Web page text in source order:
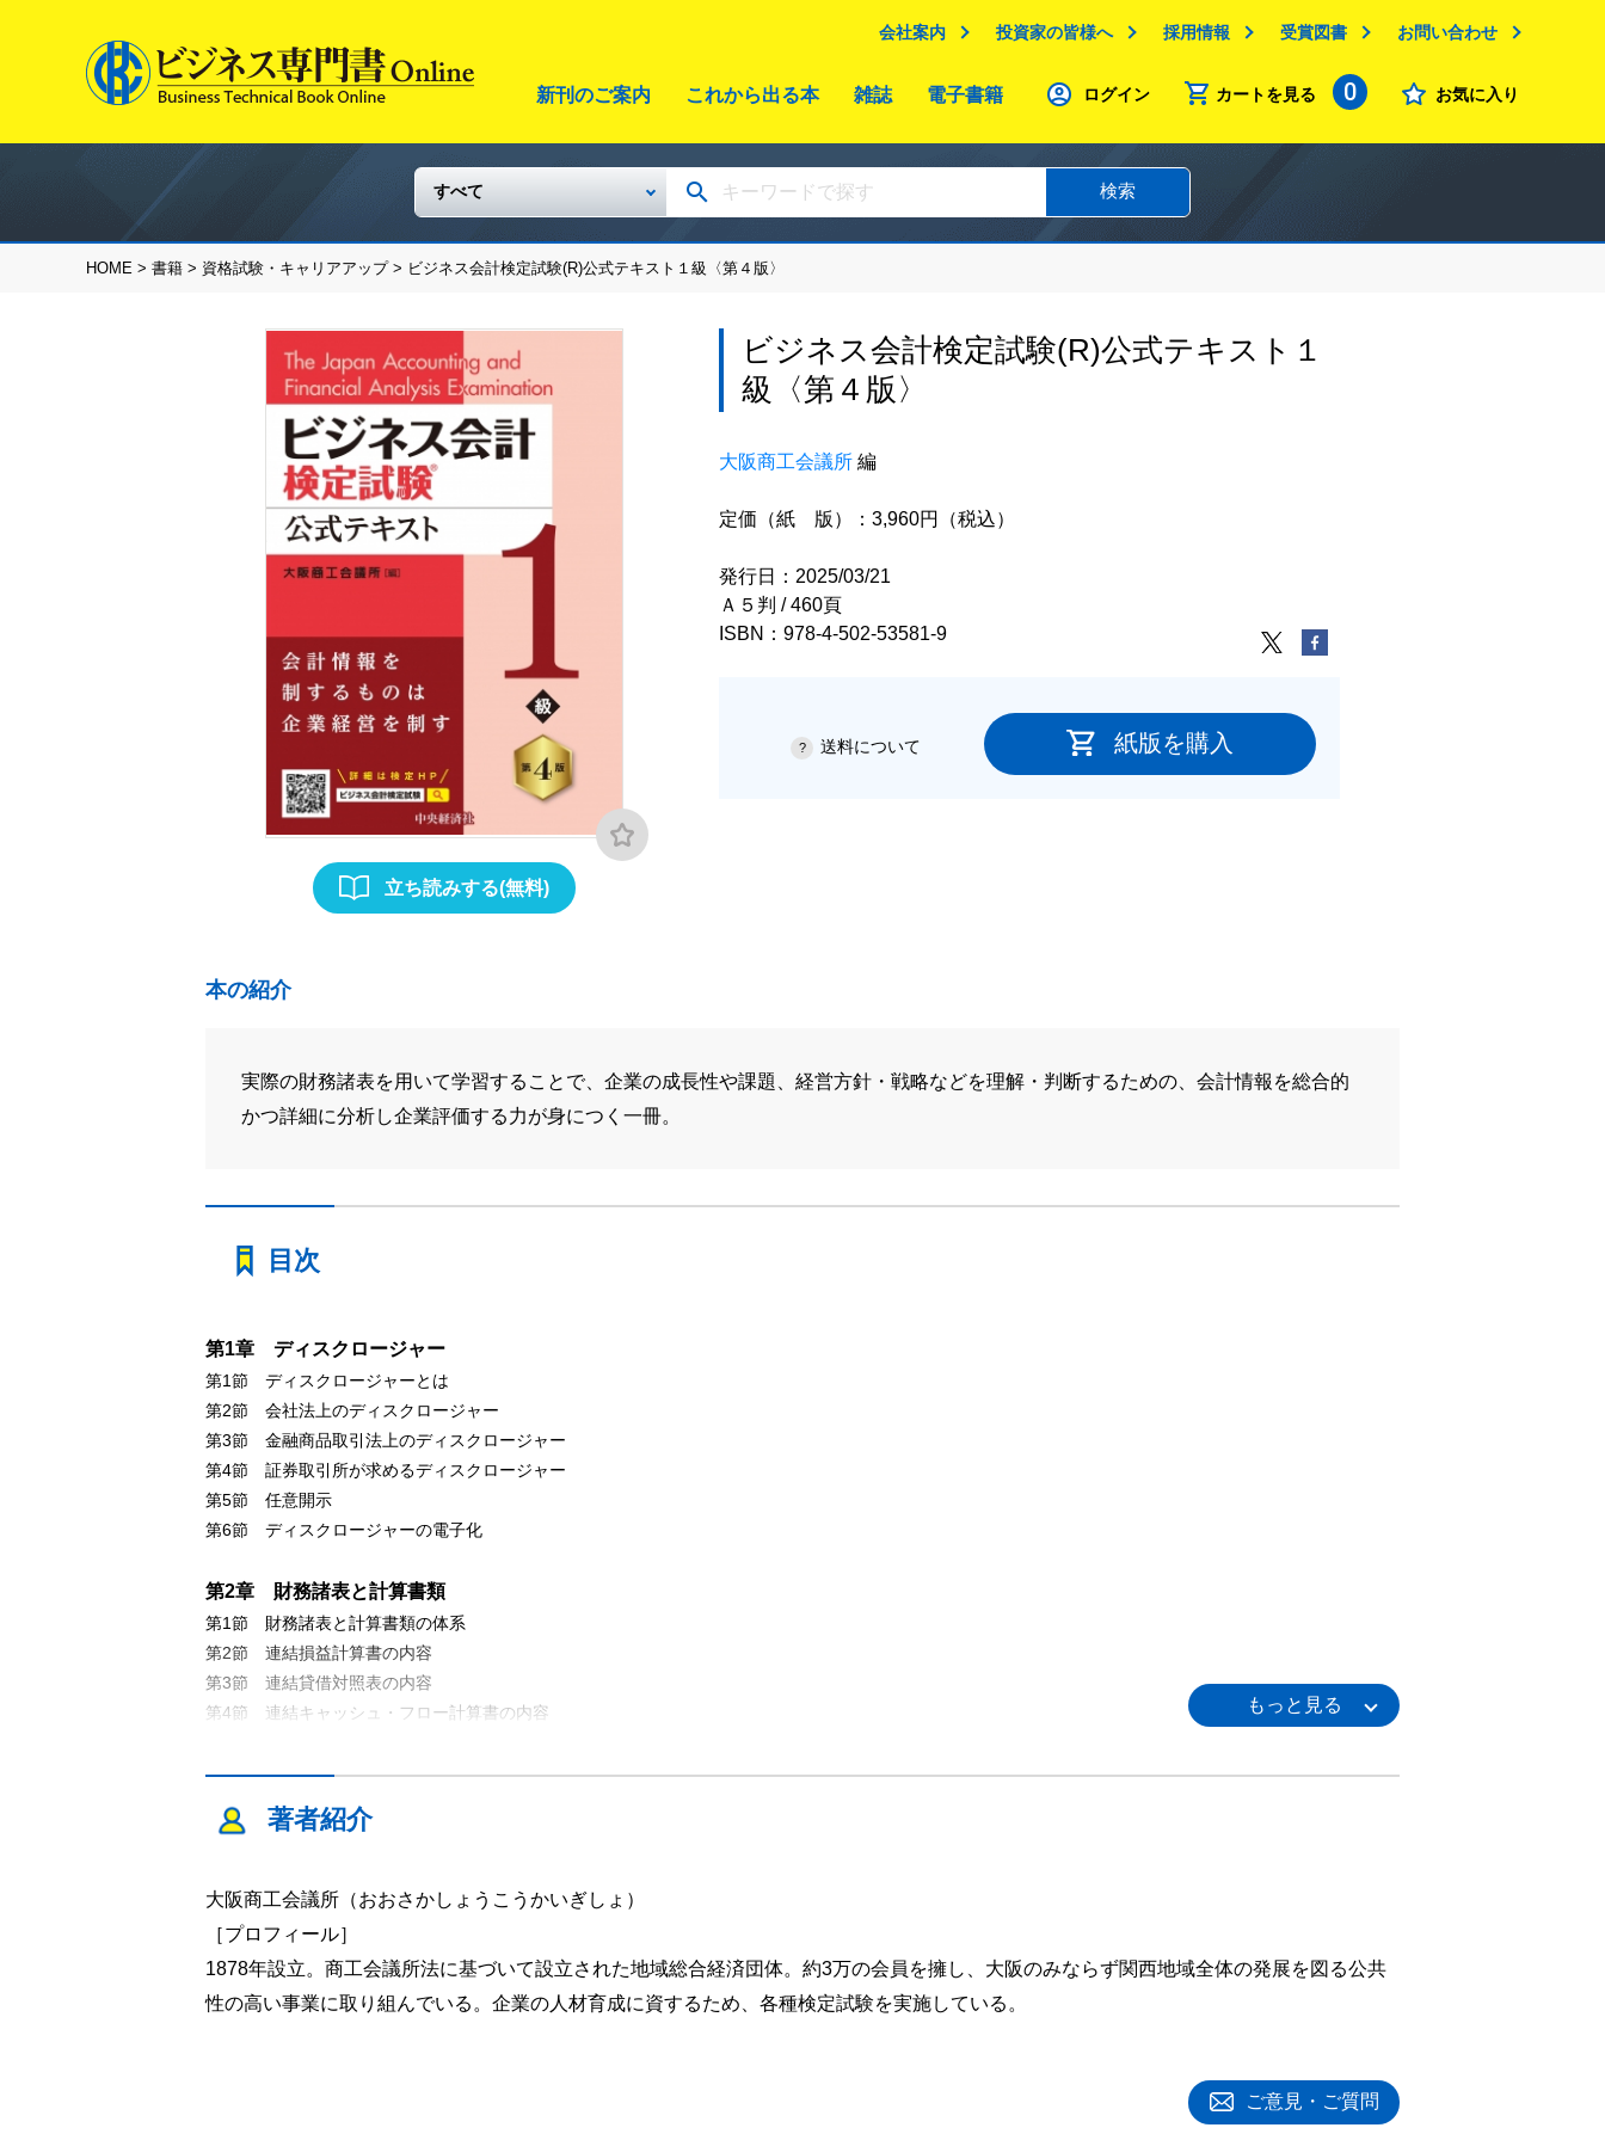
会社案内 投資家の皆様へ 採用情報 受賞図書 お問い合わせ
新刊のご案内 これから出る本 雑誌 電子書籍 ログイン カートを見る 0 お気に入り
検索
HOME > 書籍 > 資格試験・キャリアアップ> ビジネス会計検定試験(R)公式テキスト１級〈第４版〉
立ち読みする(無料)
ビジネス会計検定試験(R)公式テキスト１
級〈第４版〉
大阪商工会議所 編
定価（紙 版）：3,960円（税込）
発行日：2025/03/21
Ａ５判 / 460頁
ISBN：978-4-502-53581-9
紙版を購入
送料について
本の紹介
実際の財務諸表を用いて学習することで、企業の成長性や課題、経営方針・戦略などを理解・判断するための、会計情報を総合的
かつ詳細に分析し企業評価する力が身につく一冊。
目次
第1章 ディスクロージャー
第1節 ディスクロージャーとは
第2節 会社法上のディスクロージャー
第3節 金融商品取引法上のディスクロージャー
第4節 証券取引所が求めるディスクロージャー
第5節 任意開示
第6節 ディスクロージャーの電子化
第2章 財務諸表と計算書類
第1節 財務諸表と計算書類の体系
第2節 連結損益計算書の内容
第3節 連結貸借対照表の内容
第4節 連結キャッシュ・フロー計算書の内容
第3章 財務諸表項目の要点
第1節 金融商品
第3節 固定資産と減損
第4節 繰延資産と研究開発費
第5節 引当金と退職給付
第6節 純資産
第7節 収益の認識
著者紹介
大阪商工会議所（おおさかしょうこうかいぎしょ）
［プロフィール］
1878年設立。商工会議所法に基づいて設立された地域総合経済団体。約3万の会員を擁し、大阪のみならず関西地域全体の発展を図る公共
性の高い事業に取り組んでいる。企業の人材育成に資するため、各種検定試験を実施している。
ご意見・ご質問